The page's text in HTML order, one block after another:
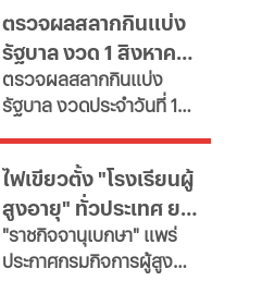
ดีเซล เบนซิน และ แก๊สโซ
ฮอล์
ตรวจผลสลากกินแบ่ง
รัฐบาล งวด 1 สิงหาคม
2569 อัปเดตล่าสุด
ตรวจผลสลากกินแบ่ง
รัฐบาล งวดประจำวันที่ 1
รายงานผลการออกรางวัล
ลอตเตอรี่สดๆ ร้อนๆ ส่ง
ตรงจากสำนักงานสลากกิน
แบ่งรัฐบาล
ไฟเขียวตั้ง "โรงเรียนผู้
สูงอายุ" ทั่วประเทศ ยก
ระดับคุณภาพชีวิต เช็ก
เงื่อนไข
"ราชกิจจานุเบกษา" แพร่
ประกาศกรมกิจการผู้สูง